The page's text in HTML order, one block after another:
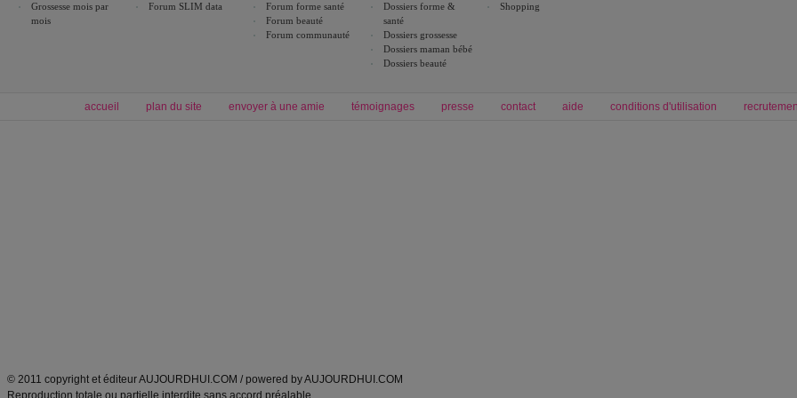
Grossesse mois par
mois
Forum SLIM data
Forum forme santé
Forum beauté
Forum communauté
Dossiers forme &
santé
Dossiers grossesse
Dossiers maman bébé
Dossiers beauté
Shopping
accueil plan du site envoyer à une amie témoignages presse contact aide conditions d'utilisation
© 2011 copyright et éditeur AUJOURDHUI.COM / powered by AUJOURDHUI.COM
Reproduction totale ou partielle interdite sans accord préalable.